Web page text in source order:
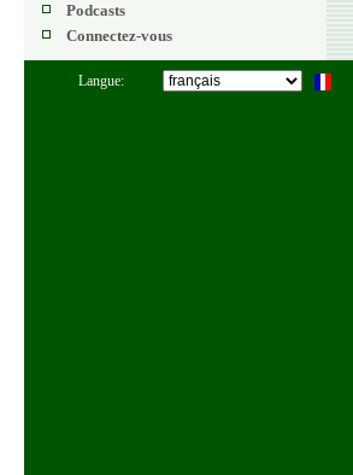
Podcasts
Connectez-vous
Langue: